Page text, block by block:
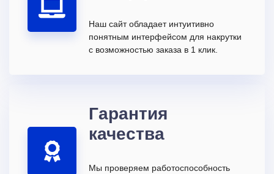
Наш сайт обладает интуитивно
понятным интерфейсом для накрутки
с возможностью заказа в 1 клик.
Гарантия
качества
Мы проверяем работоспособность